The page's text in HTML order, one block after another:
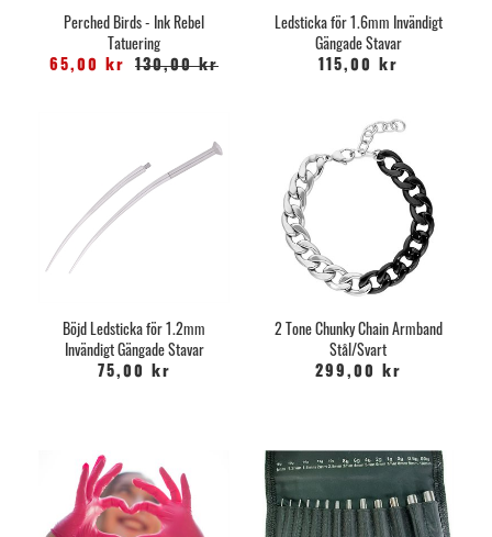
Perched Birds - Ink Rebel
Tatuering
65,00 kr 130,00 kr
Ledsticka för 1.6mm Invändigt
Gängade Stavar
115,00 kr
Böjd Ledsticka för 1.2mm
Invändigt Gängade Stavar
75,00 kr
2 Tone Chunky Chain Armband
Stål/Svart
299,00 kr